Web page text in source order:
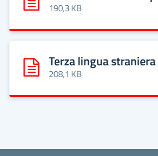
Scarica: Diritto ed economia politica
190,3 KB
Scarica: Terza lingua straniera
Terza lingua straniera
208,1 KB